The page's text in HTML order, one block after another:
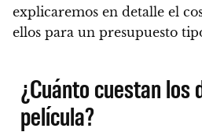
explicaremos en detalle el
ellos para un presupuesto
¿Cuánto cuestan los
película?